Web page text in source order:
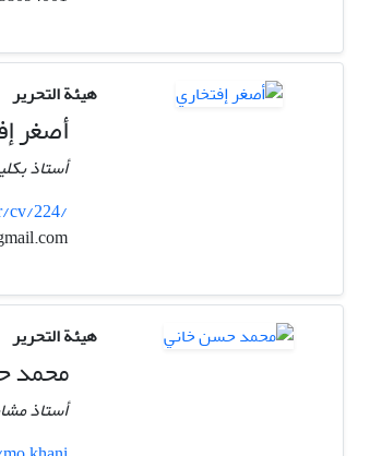
هيئة التحرير
أصغر
أستاذ
cv/224/
هيئة التحرير
محمد
أستاذ